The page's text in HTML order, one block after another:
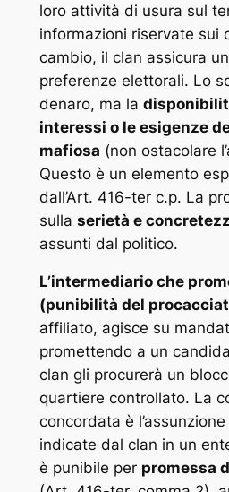
loro attività di usura sul
informazioni riservate sui
cambio, il clan assicura
preferenze elettorali. Lo
denaro, ma la
interessi o le esigenze
mafiosa (non ostacolare
Questo è un elemento
dall’Art. 416-ter c.p. La
sulla serietà e
assunti dal politico.
L’intermediario che
(punibilità del
affiliato, agisce su
promettendo a un
clan gli procurerà un
quartiere controllato. La
concordata è
indicate dal clan in un
è punibile per promessa